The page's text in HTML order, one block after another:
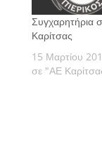
Συγχαρητήρια
Καρίτσας
15 Μαρτίου
σε "ΑΕ